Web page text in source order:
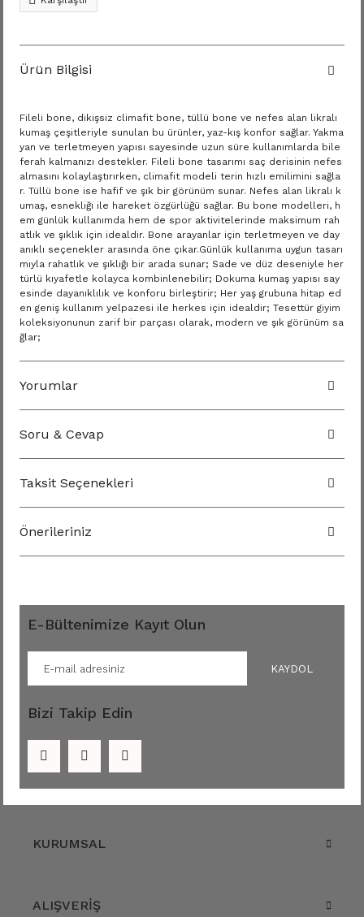
Ürün Bilgisi
Fileli bone, dikişsiz climafit bone, tüllü bone ve nefes alan likralı
kumaş çeşitleriyle sunulan bu ürünler, yaz-kış konfor sağlar. Yakma
yan ve terletmeyen yapısı sayesinde uzun süre kullanımlarda bile
ferah kalmanızı destekler. Fileli bone tasarımı saç derisinin nefes
almasını kolaylaştırırken, climafit modeli terin hızlı emilimini sağla
r. Tüllü bone ise hafif ve şık bir görünüm sunar. Nefes alan likralı k
umaş, esnekliği ile hareket özgürlüğü sağlar. Bu bone modelleri, h
em günlük kullanımda hem de spor aktivitelerinde maksimum rah
atlık ve şıklık için idealdir. Bone arayanlar için terletmeyen ve day
anıklı seçenekler arasında öne çıkar.Günlük kullanıma uygun tasarı
mıyla rahatlık ve şıklığı bir arada sunar; Sade ve düz deseniyle her
türlü kıyafetle kolayca kombinlenebilir; Dokuma kumaş yapısı say
esinde dayanıklılık ve konforu birleştirir; Her yaş grubuna hitap ed
en geniş kullanım yelpazesi ile herkes için idealdir; Tesettür giyim
koleksiyonunun zarif bir parçası olarak, modern ve şık görünüm sa
ğlar;
Yorumlar
Soru & Cevap
Taksit Seçenekleri
Önerileriniz
E-Bültenimize Kayıt Olun
KAYDOL
Bizi Takip Edin
KURUMSAL
ALIŞVERİŞ